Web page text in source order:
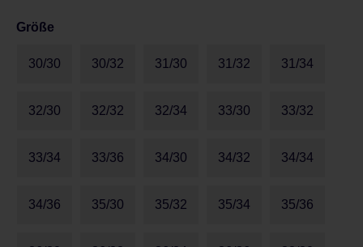
Größe
30/30 30/32 31/30 31/32 31/34
32/30 32/32 32/34 33/30 33/32
33/34 33/36 34/30 34/32 34/34
34/36 35/30 35/32 35/34 35/36